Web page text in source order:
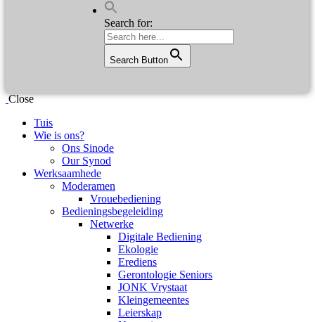
Search for:
Search Button
Close
Tuis
Wie is ons?
Ons Sinode
Our Synod
Werksaamhede
Moderamen
Vrouebediening
Bedieningsbegeleiding
Netwerke
Digitale Bediening
Ekologie
Erediens
Gerontologie Seniors
JONK Vrystaat
Kleingemeentes
Leierskap